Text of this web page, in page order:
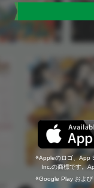
Appleのロゴ、App
Inc.の商標です。
Google Play および